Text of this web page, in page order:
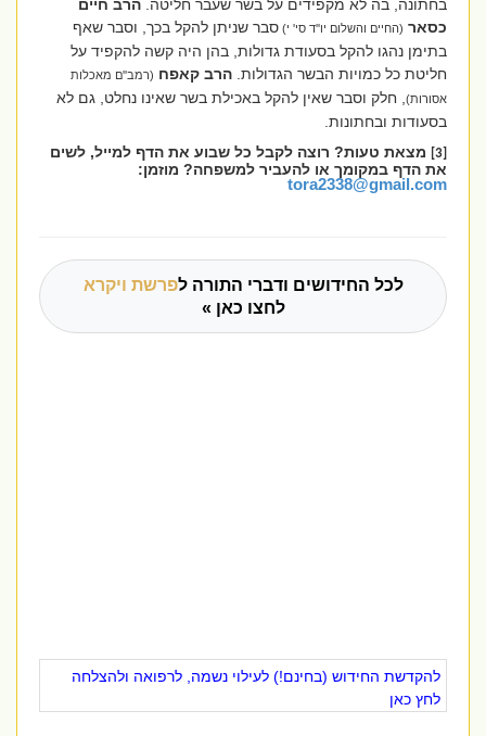
בחתונה, בה לא מקפידים על בשר שעבר חליטה.הרב חיים
כסאר (החיים והשלום יו''ד סי' י)סבר שניתן להקל בכך, וסבר שאף
בתימן נהגו להקל בסעודת גדולות, בהן היה קשה להקפיד על
חליטת כל כמויות הבשר הגדולות.הרב קאפח(רמב''ם מאכלות
אסורות), חלק וסבר שאין להקל באכילת בשר שאינו נחלט, גם לא
בסעודות ובחתונות.
מצאת טעות? רוצה לקבל כל שבוע את הדף למייל, לשים
את הדף במקומך או להעביר למשפחה? מוזמן:
tora2338@gmail.com
לכל החידושים ודברי התורה לפרשת ויקרא
לחצו כאן »
להקדשת החידוש (בחינם!) לעילוי נשמה, לרפואה ולהצלחה
לחץ כאן